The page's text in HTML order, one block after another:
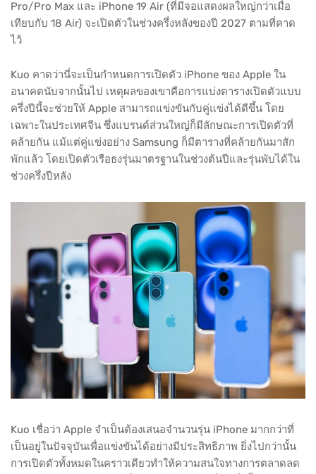
Pro/Pro Max และ iPhone 19 Air (ที่มีจอแสดงผลใหญ่กว่าเมื่อ
เทียบกับ 18 Air) จะเปิดตัวในช่วงครึ่งหลังของปี 2027 ตามที่คาด
ไว้
Kuo คาดว่านี่จะเป็นกำหนดการเปิดตัว iPhone ของ Apple ใน
อนาคตนับจากนั้นไป เหตุผลของเขาคือการแบ่งตารางเปิดตัวแบบ
ครึ่งปีนี้จะช่วยให้ Apple สามารถแข่งขันกับคู่แข่งได้ดีขึ้น โดย
เฉพาะในประเทศจีน ซึ่งแบรนด์ส่วนใหญ่ก็มีลักษณะการเปิดตัวที่
คล้ายกัน แม้แต่คู่แข่งอย่าง Samsung ก็มีตารางที่คล้ายกันมาสัก
พักแล้ว โดยเปิดตัวเรือธงรุ่นมาตรฐานในช่วงต้นปีและรุ่นพับได้ใน
ช่วงครึ่งปีหลัง
Kuo เชื่อว่า Apple จำเป็นต้องเสนอจำนวนรุ่น iPhone มากกว่าที่
เป็นอยู่ในปัจจุบันเพื่อแข่งขันได้อย่างมีประสิทธิภาพ ยิ่งไปกว่านั้น
การเปิดตัวทั้งหมดในคราวเดียวทำให้ความสนใจทางการตลาดลด